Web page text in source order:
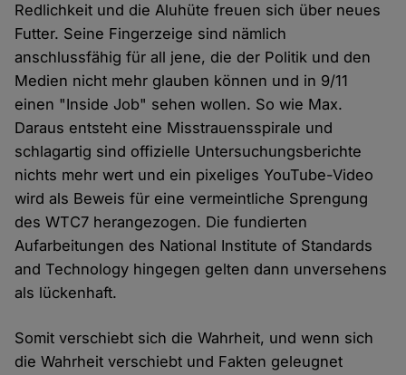
Redlichkeit und die Aluhüte freuen sich über neues
Futter. Seine Fingerzeige sind nämlich
anschlussfähig für all jene, die der Politik und den
Medien nicht mehr glauben können und in 9/11
einen "Inside Job" sehen wollen. So wie Max.
Daraus entsteht eine Misstrauensspirale und
schlagartig sind offizielle Untersuchungsberichte
nichts mehr wert und ein pixeliges YouTube-Video
wird als Beweis für eine vermeintliche Sprengung
des WTC7 herangezogen. Die fundierten
Aufarbeitungen des National Institute of Standards
and Technology hingegen gelten dann unversehens
als lückenhaft.
Somit verschiebt sich die Wahrheit, und wenn sich
die Wahrheit verschiebt und Fakten geleugnet